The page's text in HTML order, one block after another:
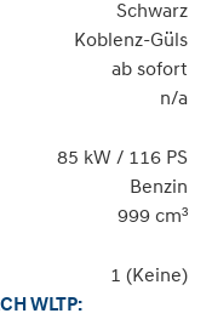
Schwarz
Koblenz-Güls
ab sofort
n/a
85 kW / 116 PS
Benzin
999 cm³
1 (Keine)
WLTP: